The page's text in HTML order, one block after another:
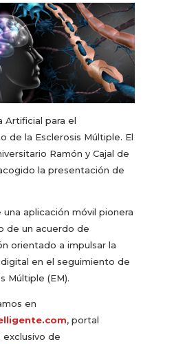
Artificial para el
de la Esclerosis Múltiple. El
Ramón y Cajal de
la presentación de
aplicación móvil pionera
de un acuerdo de
orientado a impulsar la
en el seguimiento de
Múltiple (EM).
en
, portal
de